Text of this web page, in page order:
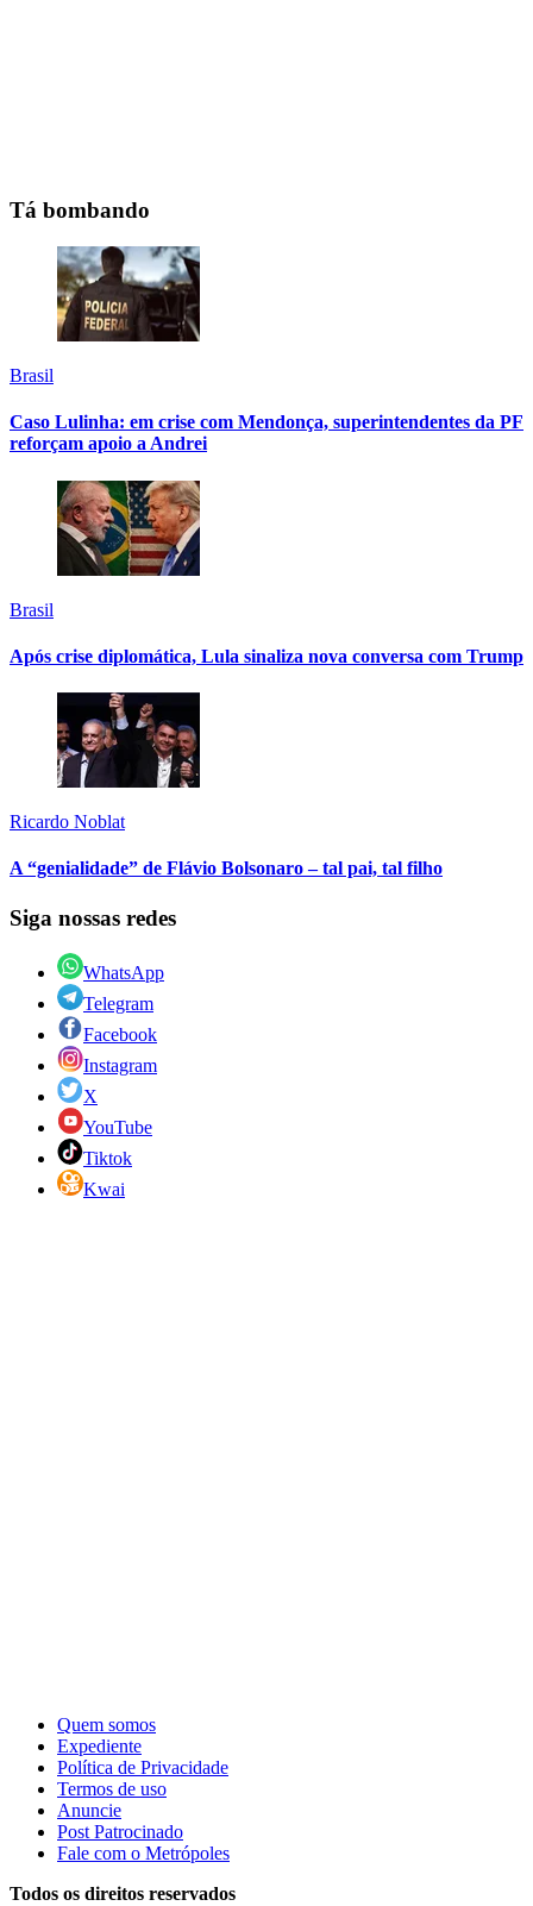
Tá bombando
Brasil
Caso Lulinha: em crise com Mendonça, superintendentes da PF
reforçam apoio a Andrei
Brasil
Após crise diplomática, Lula sinaliza nova conversa com Trump
Ricardo Noblat
A “genialidade” de Flávio Bolsonaro – tal pai, tal filho
Siga nossas redes
WhatsApp
Telegram
Facebook
Instagram
X
YouTube
Tiktok
Kwai
Quem somos
Expediente
Política de Privacidade
Termos de uso
Anuncie
Post Patrocinado
Fale com o Metrópoles
Todos os direitos reservados